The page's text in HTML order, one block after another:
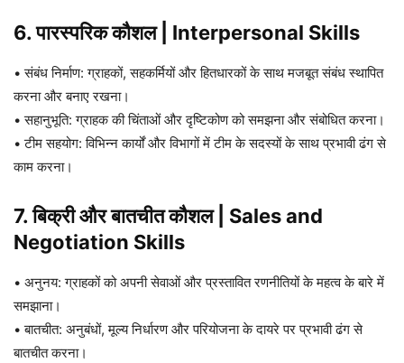
6. पारस्परिक कौशल | Interpersonal Skills
• संबंध निर्माण: ग्राहकों, सहकर्मियों और हितधारकों के साथ मजबूत संबंध स्थापित
करना और बनाए रखना।
• सहानुभूति: ग्राहक की चिंताओं और दृष्टिकोण को समझना और संबोधित करना।
• टीम सहयोग: विभिन्न कार्यों और विभागों में टीम के सदस्यों के साथ प्रभावी ढंग से
काम करना।
7. बिक्री और बातचीत कौशल | Sales and
Negotiation Skills
• अनुनय: ग्राहकों को अपनी सेवाओं और प्रस्तावित रणनीतियों के महत्व के बारे में
समझाना।
• बातचीत: अनुबंधों, मूल्य निर्धारण और परियोजना के दायरे पर प्रभावी ढंग से
बातचीत करना।